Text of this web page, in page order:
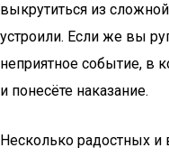
выкрутиться из
устроили. Если же вы
неприятное событие, в
и понесёте наказание.
Несколько радостных